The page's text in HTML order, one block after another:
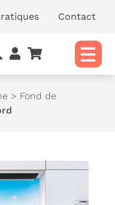
Contact
> Fond de